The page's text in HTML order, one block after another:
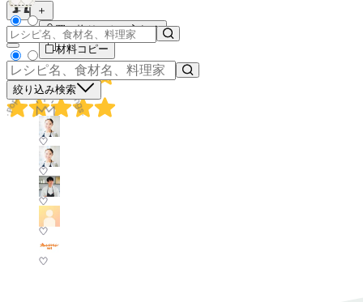
絞り込み検索
－
＋
買い物リストに入れる
材料コピー